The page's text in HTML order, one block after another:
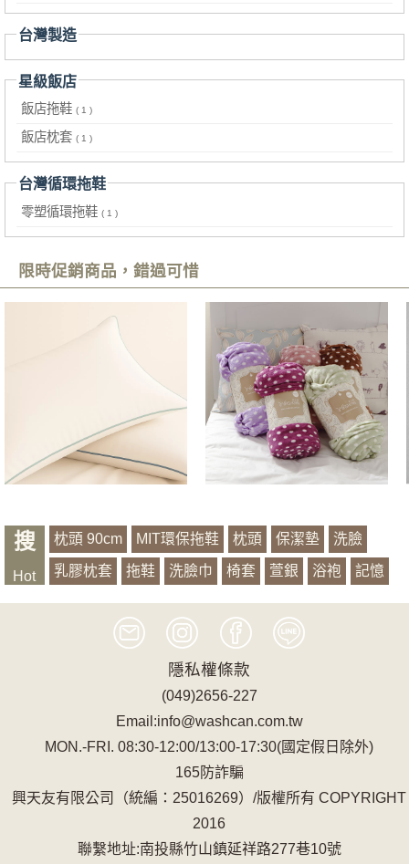
台灣製造
星級飯店
飯店拖鞋 ( 1 )
飯店枕套 ( 1 )
台灣循環拖鞋
零塑循環拖鞋 ( 1 )
限時促銷商品，錯過可惜
搜
Hot
枕頭 90cm MIT環保拖鞋 枕頭 保潔墊 洗臉
乳膠枕套 拖鞋 洗臉巾 椅套 萱銀 浴袍 記憶
有機山蕉
隱私權條款
(049)2656-227
Email:info@washcan.com.tw
MON.-FRI. 08:30-12:00/13:00-17:30(國定假日除外)
165防詐騙
興天友有限公司（統編：25016269）/版權所有 COPYRIGHT
2016
聯繫地址:南投縣竹山鎮延祥路277巷10號